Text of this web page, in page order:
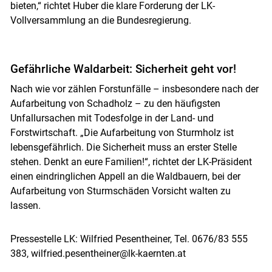
bieten,“ richtet Huber die klare Forderung der LK-
Vollversammlung an die Bundesregierung.
Gefährliche Waldarbeit: Sicherheit geht vor!
Nach wie vor zählen Forstunfälle – insbesondere nach der
Aufarbeitung von Schadholz – zu den häufigsten
Unfallursachen mit Todesfolge in der Land- und
Forstwirtschaft. „Die Aufarbeitung von Sturmholz ist
lebensgefährlich. Die Sicherheit muss an erster Stelle
stehen. Denkt an eure Familien!“, richtet der LK-Präsident
einen eindringlichen Appell an die Waldbauern, bei der
Aufarbeitung von Sturmschäden Vorsicht walten zu
lassen.
Pressestelle LK: Wilfried Pesentheiner, Tel. 0676/83 555
383, wilfried.pesentheiner@lk-kaernten.at